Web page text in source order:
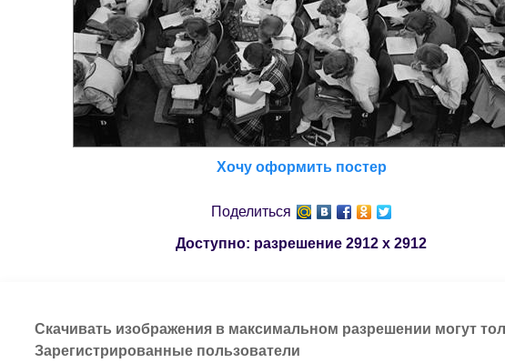
Хочу оформить постер
Поделиться
Доступно: разрешение 2912 x 2912
Скачивать изображения в максимальном разрешении могут
Зарегистрированные пользователи